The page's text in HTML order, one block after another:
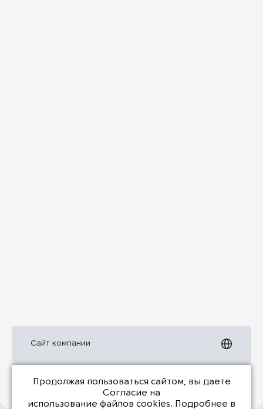
Сайт компании
Презентация
Продолжая пользоваться сайтом, вы даете
Согласие на
использование файлов cookies. Подробнее в